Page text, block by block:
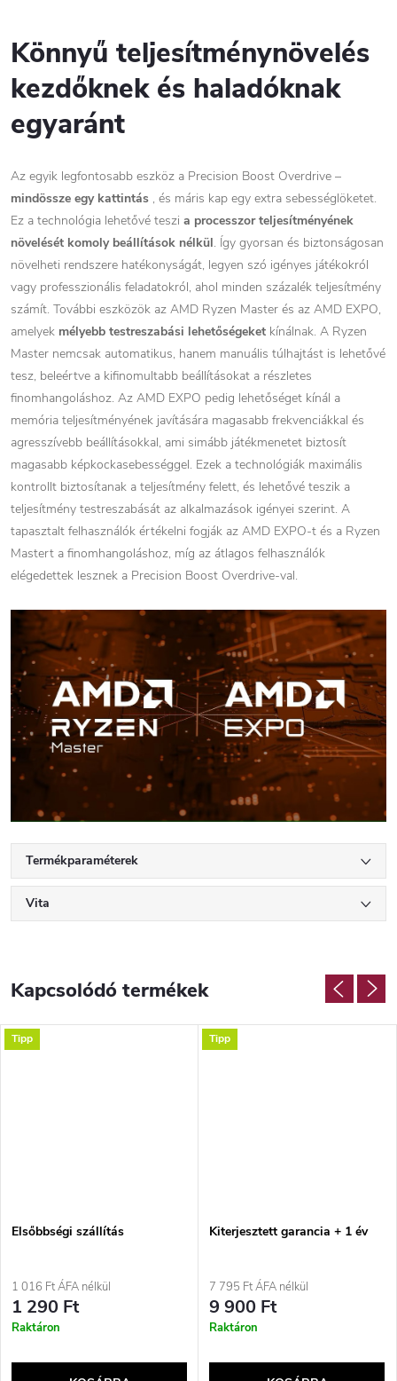
Könnyű teljesítménynövelés
kezdőknek és haladóknak
egyaránt
Az egyik legfontosabb eszköz a Precision Boost Overdrive –
mindössze egy kattintás , és máris kap egy extra sebességlöketet.
Ez a technológia lehetővé teszi a processzor teljesítményének
növelését komoly beállítások nélkül. Így gyorsan és biztonságosan
növelheti rendszere hatékonyságát, legyen szó igényes játékokról
vagy professzionális feladatokról, ahol minden százalék teljesítmény
számít. További eszközök az AMD Ryzen Master és az AMD EXPO,
amelyek mélyebb testreszabási lehetőségeket kínálnak. A Ryzen
Master nemcsak automatikus, hanem manuális túlhajtást is lehetővé
tesz, beleértve a kifinomultabb beállításokat a részletes
finomhangoláshoz. Az AMD EXPO pedig lehetőséget kínál a
memória teljesítményének javítására magasabb frekvenciákkal és
agresszívebb beállításokkal, ami simább játékmenetet biztosít
magasabb képkockasebességgel. Ezek a technológiák maximális
kontrollt biztosítanak a teljesítmény felett, és lehetővé teszik a
teljesítmény testreszabását az alkalmazások igényei szerint. A
tapasztalt felhasználók értékelni fogják az AMD EXPO-t és a Ryzen
Mastert a finomhangoláshoz, míg az átlagos felhasználók
elégedettek lesznek a Precision Boost Overdrive-val.
Termékparaméterek
Vita
Kapcsolódó termékek
Tipp
Elsőbbségi szállítás
1 016 Ft ÁFA nélkül
1 290 Ft
Raktáron
Tipp
Kiterjesztett garancia + 1 év
7 795 Ft ÁFA nélkül
9 900 Ft
Raktáron